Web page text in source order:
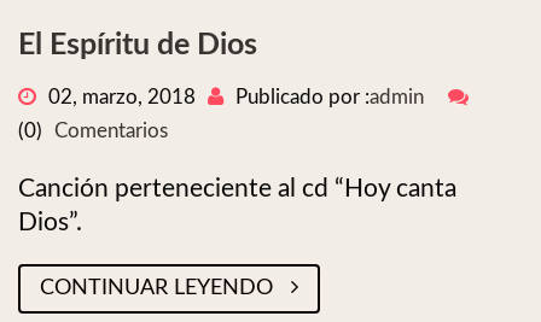
El Espíritu de Dios
02, marzo, 2018 Publicado por :admin
(0)
Comentarios
Canción perteneciente al cd “Hoy canta
Dios”.
CONTINUAR LEYENDO